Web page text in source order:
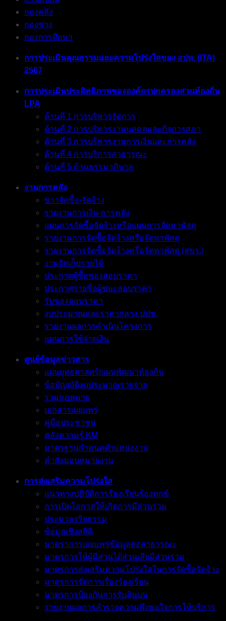
กองคลัง
กองช่าง
กองการศึกษา
การประเมินคุณธรรมและความโปร่งใสของ อปท. (ITA)
2567
การประเมินประสิทธิภาพขององค์กรปกครองส่วนท้องถิ่น
LPA
ด้านที่ 1 การบริหารจัดการ
ด้านที่ 2 การบริหารงานบุคคลและกิจการสภา
ด้านที่ 3 การบริหารงานการเงินและการคลัง
ด้านที่ 4 การบริการสาธารณะ
ด้านที่ 5 ด้านธรรมาภิบาล
งานการคลัง
ข่าวจัดซื้อ-จัดจ้าง
รายงานการเงิน-การคลัง
แผนการจัดซื้อจัดจ้างหรือแผนการจัดหาพัสดุ
รายงานการจัดซื้อจัดจ้างหรือจัดหาพัสดุ
รายงานการจัดซื้อจัดจ้างหรือจัดหาพัสดุ (สขร.)
งานจัดเก็บรายได้
ประกาศผู้ซื้อซองสอบราคา
ประกาศรายชื่อผู้ชนะสอบราคา
รับซองสอบราคา
งบประมาณและราคากลาง ปปช.
รายงานผลการดำเนินโครงการ
แผนการใช้จ่ายเงิน
ศูนย์ข้อมูลข่าวสาร
แผนยุทธศาสตร์/แผนพัฒนาท้องถิ่น
ข้อบัญญัติงบประมาณรายจ่าย
รวมกฎหมาย
เอกสารเผยแพร่
คู่มือประชาชน
คลังความรู้ KM
มาตรฐานกำหนดตำแหน่งงาน
คำสั่งมอบหมายงาน
การส่งเสริมความโปร่งใส
แนวทางปฏิบัติการร้องเรียนร้องทุกข์
การเปิดโอกาสให้เกิดการมีส่วนร่วม
ประมวลจริยธรรม
ข้อมูลเชิงสถิติ
มาตราการเผยแพร่ข้อมูลต่อสาธารณะ
มาตรการให้ผู้มีส่วนได้ส่วนเสียมีส่วนร่วม
มาตรการส่งเสริมความโปร่งใสในการจัดซื้อจัดจ้าง
มาตรการจัดการเรื่องร้องเรียน
มาตรการป้องกันการรับสินบน
รายงานผลการสำรวจความพึงพอใจการให้บริการ